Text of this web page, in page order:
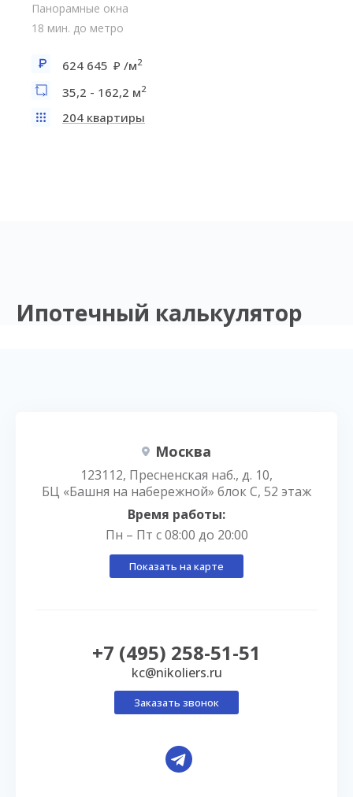
Панорамные окна
18 мин. до метро
624 645 /м2
35,2 - 162,2 м2
204 квартиры
Ипотечный калькулятор
Москва
123112, Пресненская наб., д. 10,
БЦ «Башня на набережной» блок С, 52 этаж
Время работы:
Пн – Пт с 08:00 до 20:00
Показать на карте
+7 (495) 258-51-51
kc@nikoliers.ru
Заказать звонок